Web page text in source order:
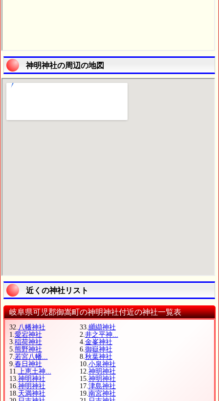
神明神社の周辺の地図
近くの神社リスト
岐阜県可児郡御嵩町の神明神社付近の神社一覧表
32.八幡神社 33.纐纈神社
1.愛宕神社 2.井之平神...
3.稲荷神社 4.金峯神社
5.熊野神社 6.御嶽神社
7.若宮八幡... 8.秋葉神社
9.春日神社 10.小泉神社
11.上恵土神... 12.神明神社
13.神明神社 15.神明神社
16.神明神社 17.津島神社
18.天満神社 19.南宮神社